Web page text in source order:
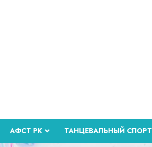
АФСТ РК ТАНЦЕВАЛЬНЫЙ СПОРТ